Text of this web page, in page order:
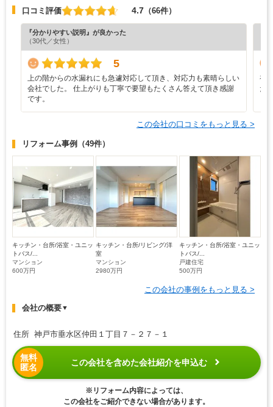
口コミ評価 4.7 （66件）
『分かりやすい説明』が良かった
（30代／女性）
5
上の階からの水漏れにも急遽対応して頂き、対応力も素晴らしい
会社でした。 仕上がりも丁寧で要望もたくさん答えて頂き感謝
です。
初
た
この会社の口コミをもっと見る >
リフォーム事例 （49件）
キッチン・台所/浴室・ユニッ
トバス/...
マンション
600万円
キッチン・台所/リビング/洋
室
マンション
2980万円
キッチン・台所/浴室・ユニッ
トバス/...
戸建住宅
500万円
この会社の事例をもっと見る >
会社の概要▼
住所 神戸市垂水区仲田１丁目７－２７－１
無料
匿名
この会社を含めた会社紹介を申込む
※リフォーム内容によっては、
この会社をご紹介できない場合があります。